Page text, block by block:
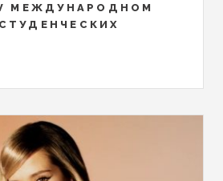
МЕЖДУНАРОДНОМ